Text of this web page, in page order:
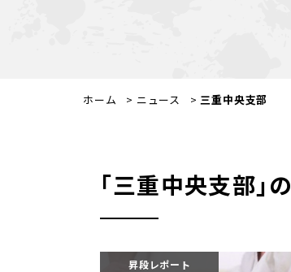
ホーム > ニュース >三重中央支部
｢三重中央支部｣
昇段レポート